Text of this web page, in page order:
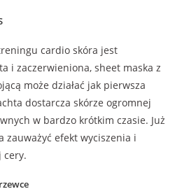
cardio skóra jest
i zaczerwieniona, sheet maska z
może działać jak pierwsza
dostarcza skórze ogromnej
w bardzo krótkim czasie. Już
zauważyć efekt wyciszenia i
cery.